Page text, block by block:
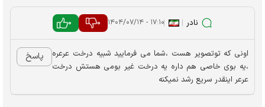
نادر |
|۱۷:۱۰ - ۱۴۰۴/۰۷/۱۴ 0
0
اونی که توتصویر هست ،شما می فرمایید شبیه درخت عرعره
،یه بوی خاصی هم داره یه درخت غیر بومی هستش درخت
عرعر اینقدر سریع رشد نمیکنه
پاسخ